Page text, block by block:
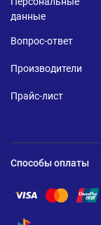
данные
Вопрос-ответ
Производители
Прайс-лист
Способы оплаты
Помощь поПомощь